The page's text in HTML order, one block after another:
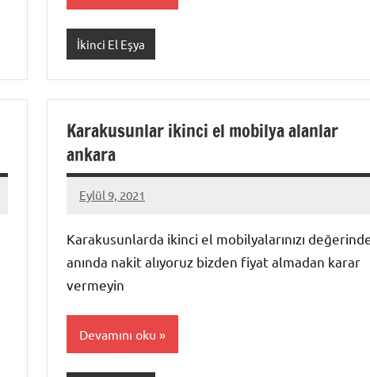
İkinci El Eşya
Karakusunlar ikinci el mobilya alanlar
ankara
Eylül 9, 2021
Mustafa
Karakusunlarda ikinci el mobilyalarınızı
anında nakit alıyoruz bizden fiyat almadan karar
vermeyin
Devamını oku